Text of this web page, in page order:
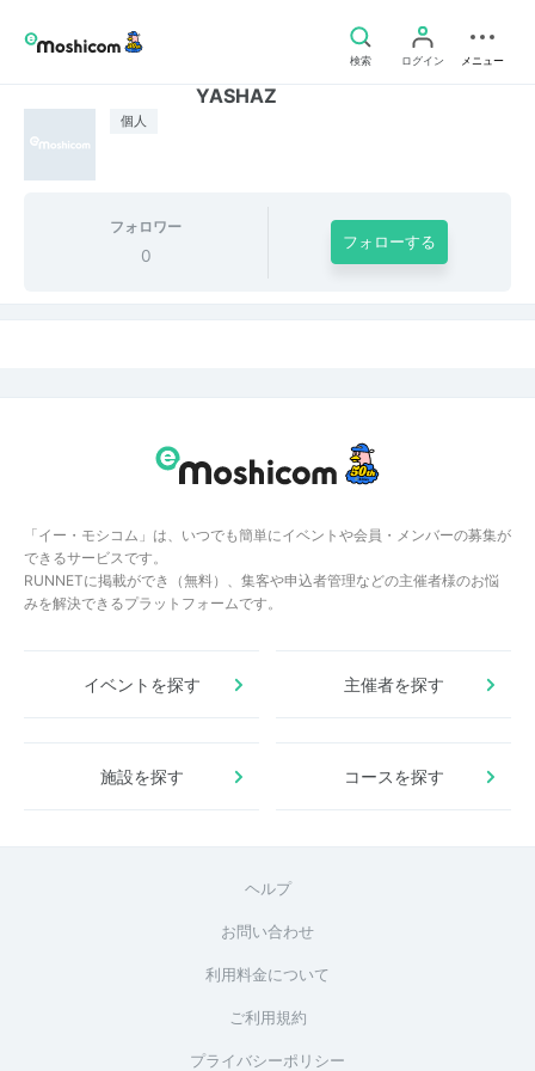
検索 ログイン メニュー
個人
YASHAZ
フォロワー
0
フォローする
「イー・モシコム」は、いつでも簡単にイベントや会員・メンバーの募集が
できるサービスです。
RUNNETに掲載ができ（無料）、集客や申込者管理などの主催者様のお悩
みを解決できるプラットフォームです。
イベントを探す 主催者を探す
施設を探す コースを探す
ヘルプ
お問い合わせ
利用料金について
ご利用規約
プライバシーポリシー